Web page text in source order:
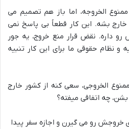
الخروجه، اما باز هم تصمیم می
بشه. این کار قطعاً بی پاسخ نمی
داره. نقض قرار منع خروج، یه جور
نظام حقوقی ما برای این کار تنبیه
الخروجی، سعی کنه از کشور خارج
چه اتفاقی میفته؟
خروجش رو می گیرن و اجازه سفر پیدا